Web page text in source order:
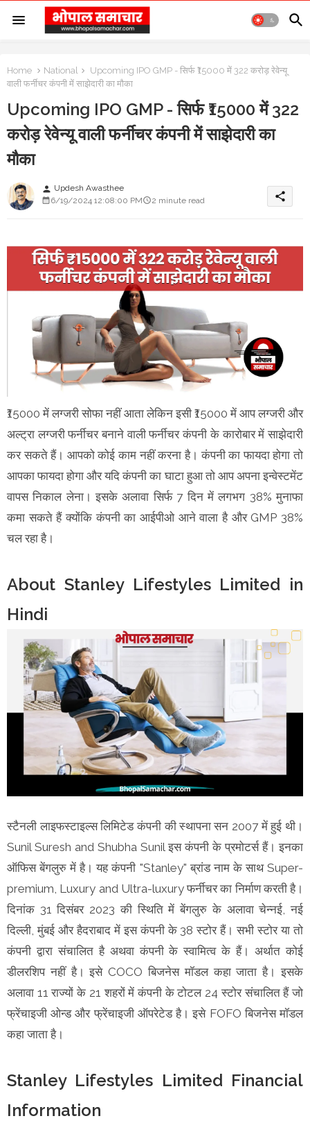
Home National
Upcoming IPO GMP - सिर्फ ₹15000 में 322 करोड़ रेवेन्यू
वाली फर्नीचर कंपनी में साझेदारी का मौका
Upcoming IPO GMP - सिर्फ ₹15000 में 322
करोड़ रेवेन्यू वाली फर्नीचर कंपनी में साझेदारी का
मौका
person Updesh Awasthee
6/19/2024 12:08:00 PM
2 minute read share
₹15000 में लग्जरी सोफा नहीं आता लेकिन इसी ₹15000 में आप लग्जरी और
अल्ट्रा लग्जरी फर्नीचर बनाने वाली फर्नीचर कंपनी के कारोबार में साझेदारी
कर सकते हैं। आपको कोई काम नहीं करना है। कंपनी का फायदा होगा तो
आपका फायदा होगा और यदि कंपनी का घाटा हुआ तो आप अपना इन्वेस्टमेंट
वापस निकाल लेना। इसके अलावा सिर्फ 7 दिन में लगभग 38% मुनाफा
कमा सकते हैं क्योंकि कंपनी का आईपीओ आने वाला है और GMP 38%
चल रहा है।
About Stanley Lifestyles Limited in
Hindi
स्टैनली लाइफस्टाइल्स लिमिटेड कंपनी की स्थापना सन 2007 में हुई थी।
Sunil Suresh and Shubha Sunil इस कंपनी के प्रमोटर्स हैं। इनका
ऑफिस बेंगलुरु में है। यह कंपनी "Stanley" ब्रांड नाम के साथ Super-
premium, Luxury and Ultra-luxury फर्नीचर का निर्माण करती है।
दिनांक 31 दिसंबर 2023 की स्थिति में बेंगलुरु के अलावा चेन्नई, नई
दिल्ली, मुंबई और हैदराबाद में इस कंपनी के 38 स्टोर हैं। सभी स्टोर या तो
कंपनी द्वारा संचालित है अथवा कंपनी के स्वामित्व के हैं। अर्थात कोई
डीलरशिप नहीं है। इसे COCO बिजनेस मॉडल कहा जाता है। इसके
अलावा 11 राज्यों के 21 शहरों में कंपनी के टोटल 24 स्टोर संचालित हैं जो
फ्रेंचाइजी ओन्ड और फ्रेंचाइजी ऑपरेटेड है। इसे FOFO बिजनेस मॉडल
कहा जाता है।
Stanley Lifestyles Limited Financial
Information